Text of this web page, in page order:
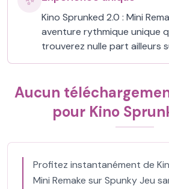
Kino Sprunked 2.0 : Mini
aventure rythmique unique
trouverez nulle part ailleurs
Aucun
pour Kino
Profitez instantanément de
Mini Remake sur Spunky Jeu